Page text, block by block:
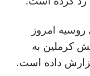
امروز
از واکنش کرملین به
داده است.